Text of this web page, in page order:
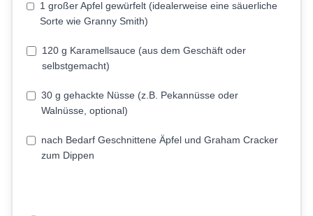
1 großer Apfel gewürfelt (idealerweise eine säuerliche
Sorte wie Granny Smith)
120 g Karamellsauce (aus dem Geschäft oder
selbstgemacht)
30 g gehackte Nüsse (z.B. Pekannüsse oder
Walnüsse, optional)
nach Bedarf Geschnittene Äpfel und Graham Cracker
zum Dippen